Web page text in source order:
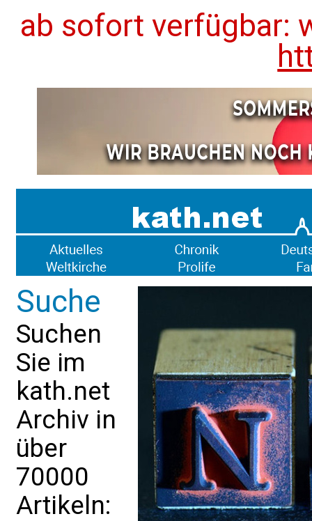
ab sofort verfügbar:
Suche
Suchen
Sie im
kath.net
Archiv in
über
70000
Artikeln: